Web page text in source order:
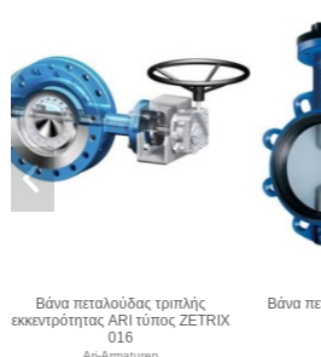
τύπος
Βάνα πεταλούδας wafer ARI τύπος
ZIVA Z